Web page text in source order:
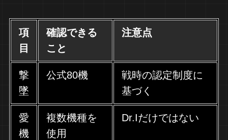
項
目
確認できる
こと
注意点
撃
墜
公式80機
戦時の認定制度に
基づく
愛
機
複数機種を
使用
Dr.Iだけではない